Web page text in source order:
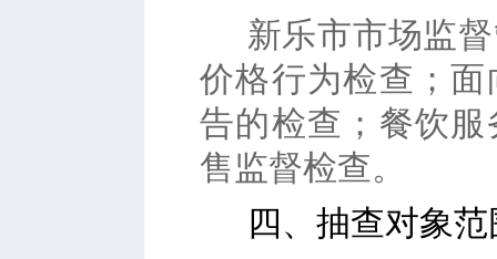
新乐市市场监
价格行为检查；
告的检查；餐饮
售监督检查。
四 、抽查对象